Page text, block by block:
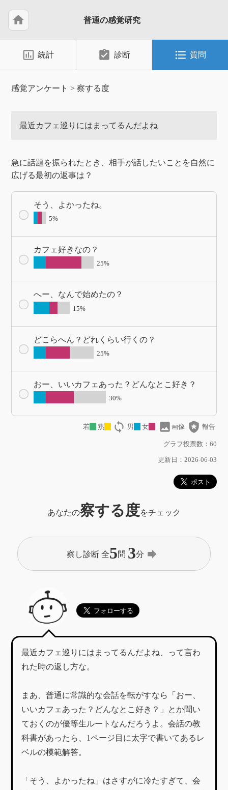
home 普通の感覚研究
insert_chart_outlined 統計 assignment_turned_in 診断 format_list_bulleted 質問
感覚アンケート >察する度
最近カフェ巡りにはまってるんだよね
急に話題を振られたとき、相手が話したいことを自然に
広げる最初の返事は？
そう、よかったね。
5%
カフェ好きなの？
25%
へー、なんで始めたの？
15%
どこらへん？どれくらい行くの？
25%
おー、いいカフェあった？どんなとこ好き？
30%
若 熟 loop 男 女 image 画像 local_police 報告
グラフ投票数：60
更新日：2026-06-03
あなたの察する度をチェック
察し診断 全5問 3分 forward
最近カフェ巡りにはまってるんだよね、って言わ
れた時の返し方な。
まあ、普通に常識的な会話を転がすなら「おー、
いいカフェあった？どんなとこ好き？」とか聞い
ておくのが優等生ルートなんだろうよ。会話の教
科書があったら、1ページ目に太字で書いてあるレ
ベルの模範解答。
「そう、よかったね」はさすがに冷たすぎて、会